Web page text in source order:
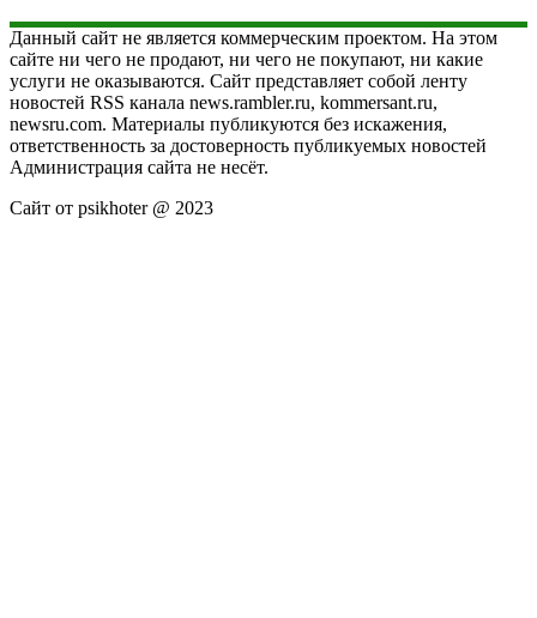
Данный сайт не является коммерческим проектом. На этом
сайте ни чего не продают, ни чего не покупают, ни какие
услуги не оказываются. Сайт представляет собой ленту
новостей RSS канала news.rambler.ru, kommersant.ru,
newsru.com. Материалы публикуются без искажения,
ответственность за достоверность публикуемых новостей
Администрация сайта не несёт.
Сайт от psikhoter @ 2023